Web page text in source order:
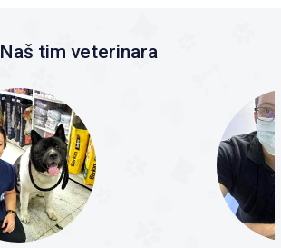
Naš tim veterinara